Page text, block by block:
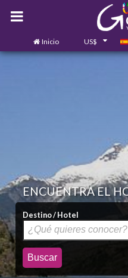
Inicio US$
ENCUENTRA EL
Destino / Hotel